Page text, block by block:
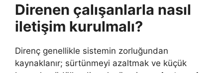
Direnen çalışanlarla nasıl
iletişim kurulmalı?
Direnç genellikle sistemin zorluğundan
kaynaklanır; sürtünmeyi azaltmak ve küçük